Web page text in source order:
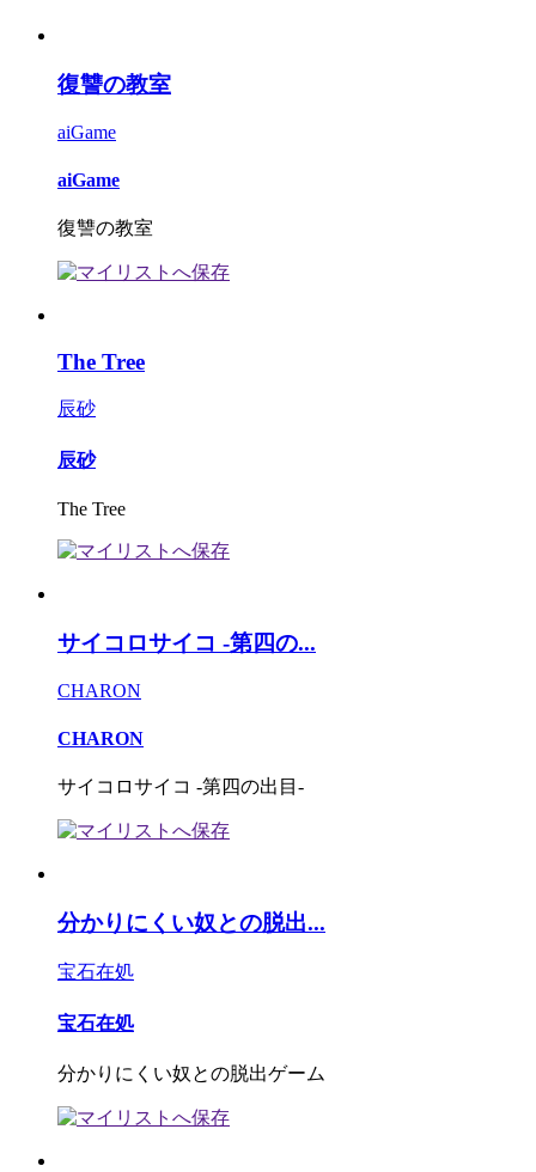
復讐の教室
aiGame
aiGame
復讐の教室
The Tree
辰砂
辰砂
The Tree
サイコロサイコ -第四の...
CHARON
CHARON
サイコロサイコ -第四の出目-
分かりにくい奴との脱出...
宝石在処
宝石在処
分かりにくい奴との脱出ゲーム